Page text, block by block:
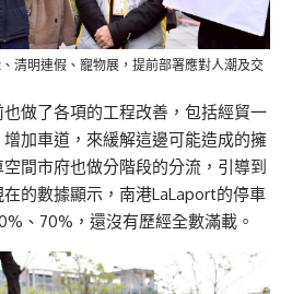
清明連假、寵物展，提前部署應對人潮及交
做了各項的工程改善，包括經貿一
加車道，來緩解這邊可能造成的擁
間市府也做分階段的分流，引導到
的數據顯示，南港LaLaport的停車
、70%，還沒有歷經全數滿載。